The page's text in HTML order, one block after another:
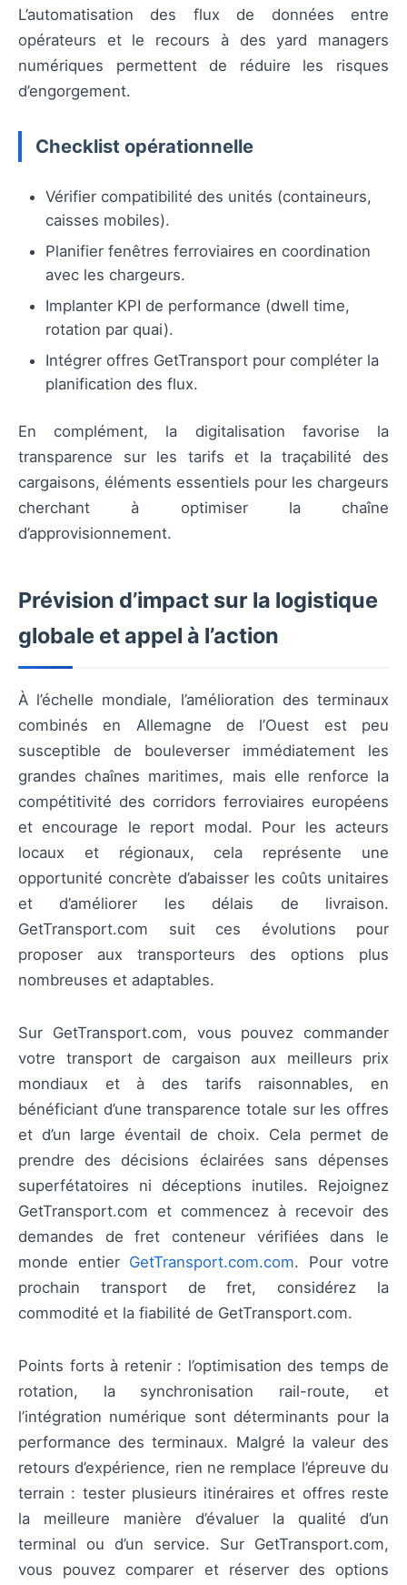
L’automatisation des flux de données entre
opérateurs et le recours à des yard managers
numériques permettent de réduire les risques
d’engorgement.
Checklist opérationnelle
Vérifier compatibilité des unités (containeurs,
caisses mobiles).
Planifier fenêtres ferroviaires en coordination
avec les chargeurs.
Implanter KPI de performance (dwell time,
rotation par quai).
Intégrer offres GetTransport pour compléter la
planification des flux.
En complément, la digitalisation favorise la
transparence sur les tarifs et la traçabilité des
cargaisons, éléments essentiels pour les chargeurs
cherchant à optimiser la chaîne
d’approvisionnement.
Prévision d’impact sur la logistique
globale et appel à l’action
À l’échelle mondiale, l’amélioration des terminaux
combinés en Allemagne de l’Ouest est peu
susceptible de bouleverser immédiatement les
grandes chaînes maritimes, mais elle renforce la
compétitivité des corridors ferroviaires européens
et encourage le report modal. Pour les acteurs
locaux et régionaux, cela représente une
opportunité concrète d’abaisser les coûts unitaires
et d’améliorer les délais de livraison.
GetTransport.com suit ces évolutions pour
proposer aux transporteurs des options plus
nombreuses et adaptables.
Sur GetTransport.com, vous pouvez commander
votre transport de cargaison aux meilleurs prix
mondiaux et à des tarifs raisonnables, en
bénéficiant d’une transparence totale sur les offres
et d’un large éventail de choix. Cela permet de
prendre des décisions éclairées sans dépenses
superfétatoires ni déceptions inutiles. Rejoignez
GetTransport.com et commencez à recevoir des
demandes de fret conteneur vérifiées dans le
monde entier GetTransport.com.com. Pour votre
prochain transport de fret, considérez la
commodité et la fiabilité de GetTransport.com.
Points forts à retenir : l’optimisation des temps de
rotation, la synchronisation rail-route, et
l’intégration numérique sont déterminants pour la
performance des terminaux. Malgré la valeur des
retours d’expérience, rien ne remplace l’épreuve du
terrain : tester plusieurs itinéraires et offres reste
la meilleure manière d’évaluer la qualité d’un
terminal ou d’un service. Sur GetTransport.com,
vous pouvez comparer et réserver des options